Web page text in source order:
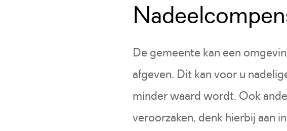
De gemeente kan een
afgeven. Dit kan voor u
minder waard wordt. Ook
veroorzaken, denk hierbij aan